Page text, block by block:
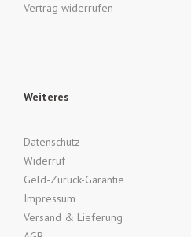
Vertrag widerrufen
Weiteres
Datenschutz
Widerruf
Geld-Zurück-Garantie
Impressum
Versand & Lieferung